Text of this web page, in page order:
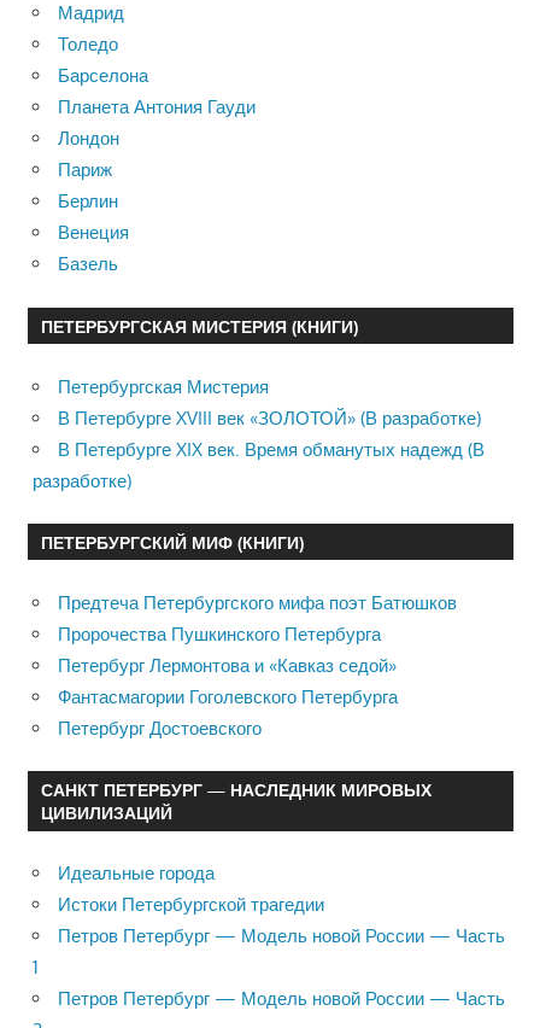
Мадрид
Толедо
Барселона
Планета Антония Гауди
Лондон
Париж
Берлин
Венеция
Базель
ПЕТЕРБУРГСКАЯ МИСТЕРИЯ (КНИГИ)
Петербургская Мистерия
В Петербурге XVIII век «ЗОЛОТОЙ» (В разработке)
В Петербурге XIX век. Время обманутых надежд (В
разработке)
ПЕТЕРБУРГСКИЙ МИФ (КНИГИ)
Предтеча Петербургского мифа поэт Батюшков
Пророчества Пушкинского Петербурга
Петербург Лермонтова и «Кавказ седой»
Фантасмагории Гоголевского Петербурга
Петербург Достоевского
САНКТ ПЕТЕРБУРГ — НАСЛЕДНИК МИРОВЫХ
ЦИВИЛИЗАЦИЙ
Идеальные города
Истоки Петербургской трагедии
Петров Петербург — Модель новой России — Часть
1
Петров Петербург — Модель новой России — Часть